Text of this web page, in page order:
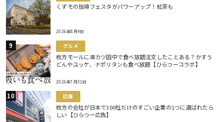
くずモの珈琲フェスタがパワーアップ！紅茶も
2026年8月4日
グルメ
枚方モールに串カツ田中で食べ放題注文したことある？かすう
どんやユッケ、ナポリタンも食べ放題【ひらつーコラボ】
2026年7月31日
広告
枚方の会社が日本で300社だけのすごい企業の1つに選ばれたら
しい【ひらつー広告】